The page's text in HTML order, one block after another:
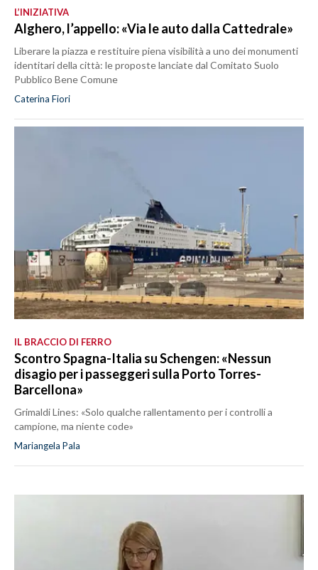
L’INIZIATIVA
Alghero, l’appello: «Via le auto dalla Cattedrale»
Liberare la piazza e restituire piena visibilità a uno dei monumenti
identitari della città: le proposte lanciate dal Comitato Suolo
Pubblico Bene Comune
Caterina Fiori
IL BRACCIO DI FERRO
Scontro Spagna-Italia su Schengen: «Nessun
disagio per i passeggeri sulla Porto Torres-
Barcellona»
Grimaldi Lines: «Solo qualche rallentamento per i controlli a
campione, ma niente code»
Mariangela Pala